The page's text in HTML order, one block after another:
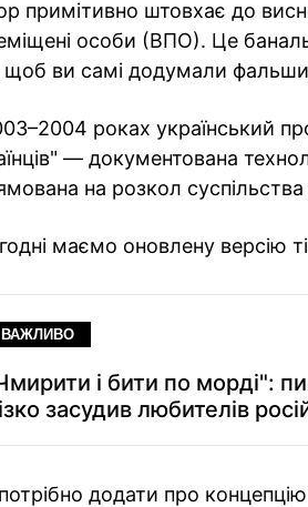
примітивно штовхає до
особи (ВПО). Це
щоб ви самі додумали
роках український
— документована
на розкол
маємо оновлену версію
ВАЖЛИВО
і бити по морді":
засудив любителів
додати про